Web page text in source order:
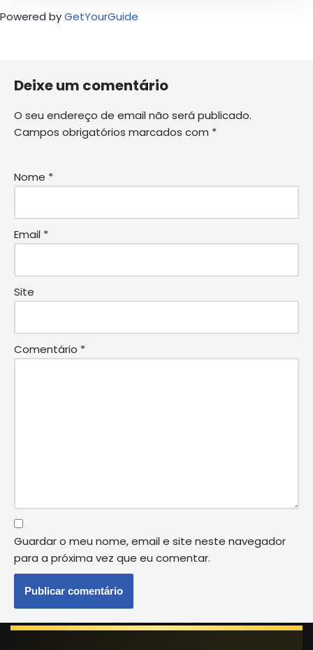
Powered byGetYourGuide
Deixe um comentário
O seu endereço de email não será publicado.
Campos obrigatórios marcados com *
Nome *
Email *
Site
Comentário *
Guardar o meu nome, email e site neste navegador
para a próxima vez que eu comentar.